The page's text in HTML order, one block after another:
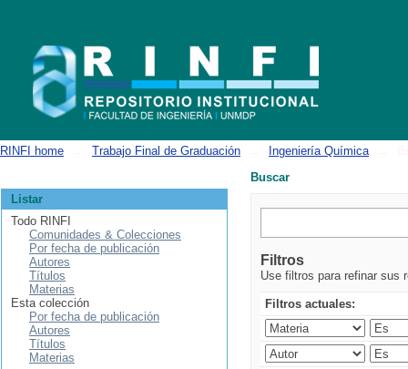
RINFI home Trabajo Final de Graduación Ingeniería Química
Buscar
Filtros
Use filtros para refinar sus
Filtros actuales:
Listar
Todo RINFI
Comunidades & Colecciones
Por fecha de publicación
Autores
Títulos
Materias
Esta colección
Por fecha de publicación
Autores
Títulos
Materias